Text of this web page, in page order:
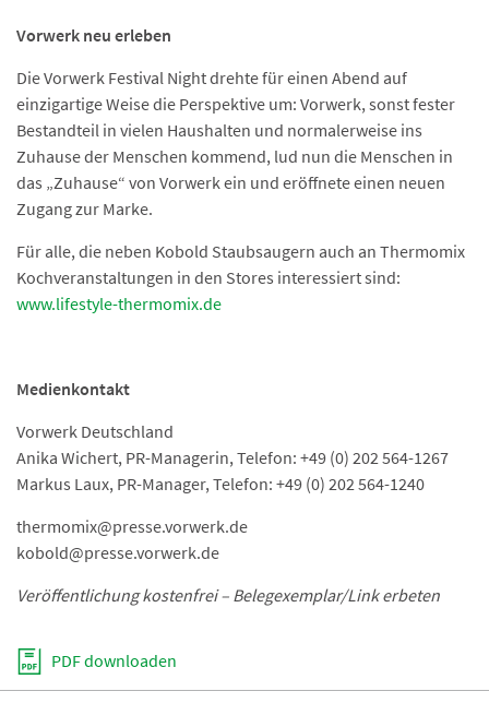
Vorwerk neu erleben
Die Vorwerk Festival Night drehte für einen Abend auf
einzigartige Weise die Perspektive um: Vorwerk, sonst fester
Bestandteil in vielen Haushalten und normalerweise ins
Zuhause der Menschen kommend, lud nun die Menschen in
das „Zuhause“ von Vorwerk ein und eröffnete einen neuen
Zugang zur Marke.
Für alle, die neben Kobold Staubsaugern auch an Thermomix
Kochveranstaltungen in den Stores interessiert sind:
www.lifestyle-thermomix.de
Medienkontakt
Vorwerk Deutschland
Anika Wichert, PR-Managerin, Telefon: +49 (0) 202 564-1267
Markus Laux, PR-Manager, Telefon: +49 (0) 202 564-1240
thermomix@presse.vorwerk.de
kobold@presse.vorwerk.de
Veröffentlichung kostenfrei – Belegexemplar/Link erbeten
PDF downloaden